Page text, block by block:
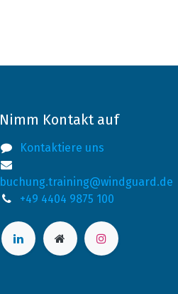
Nimm Kontakt auf
Kontaktiere uns
buchung.training@windguard.de
+49 4404 9875 100